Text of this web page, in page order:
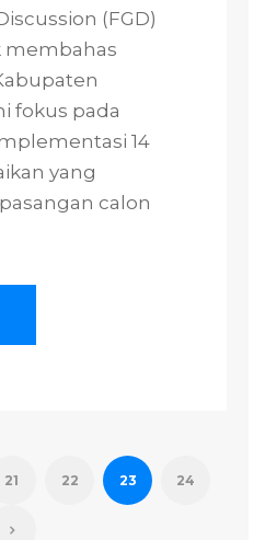
(FGD)
membahas
fokus pada
14
yang
calon
21 22 23 24